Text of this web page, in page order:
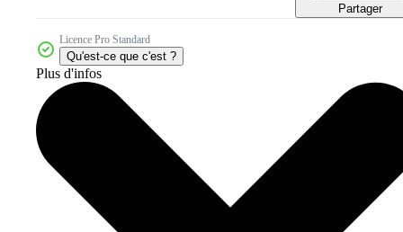
Partager
Licence Pro Standard
Qu'est-ce que c'est ?
Plus d'infos